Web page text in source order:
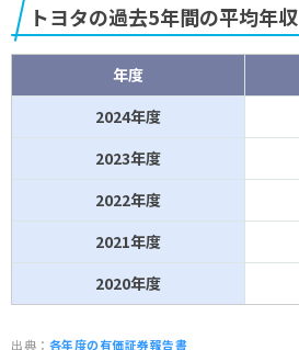
トヨタの過去5年間の平均年収
年度
2024年度
2023年度
2022年度
2021年度
2020年度
出典： 各年度の有価証券報告書